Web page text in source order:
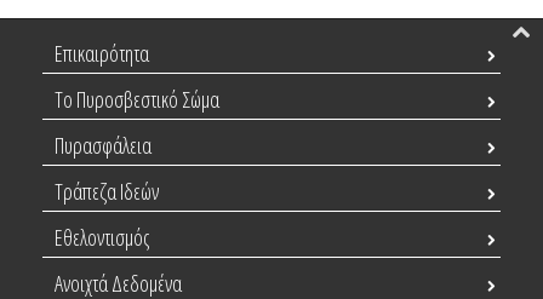
Επικαιρότητα
Το Πυροσβεστικό Σώμα
Πυρασφάλεια
Τράπεζα Ιδεών
Εθελοντισμός
Ανοιχτά Δεδομένα